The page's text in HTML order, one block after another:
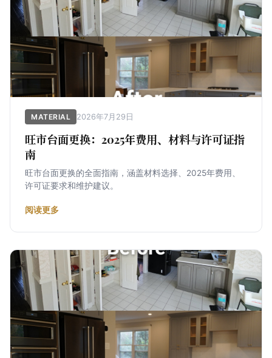
MATERIAL 2026年7月29日
旺市台面更换：2025年费用、材料与许可证指
南
旺市台面更换的全面指南，涵盖材料选择、2025年费用、
许可证要求和维护建议。
阅读更多